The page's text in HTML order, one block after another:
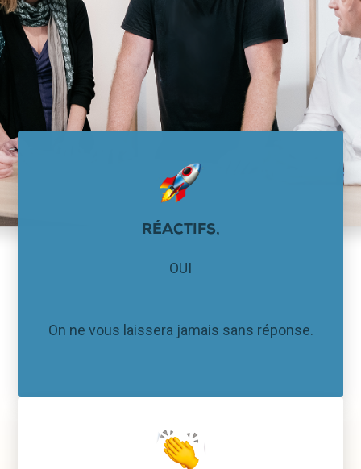
RÉACTIFS,
OUI
On ne vous laissera jamais sans réponse.